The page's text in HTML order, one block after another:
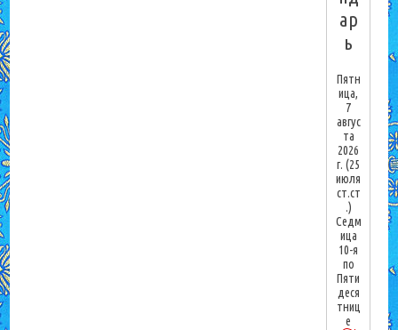
ар
ь
Пятн
ица,
7
авгус
та
2026
г.(25
июля
ст.ст
.)
Седм
ица
10-я
по
Пяти
деся
тниц
е